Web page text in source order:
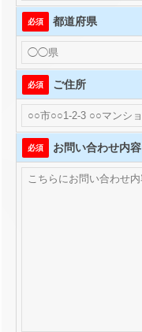
必須 都道府県
必須 ご住所
必須 お問い合わせ内容